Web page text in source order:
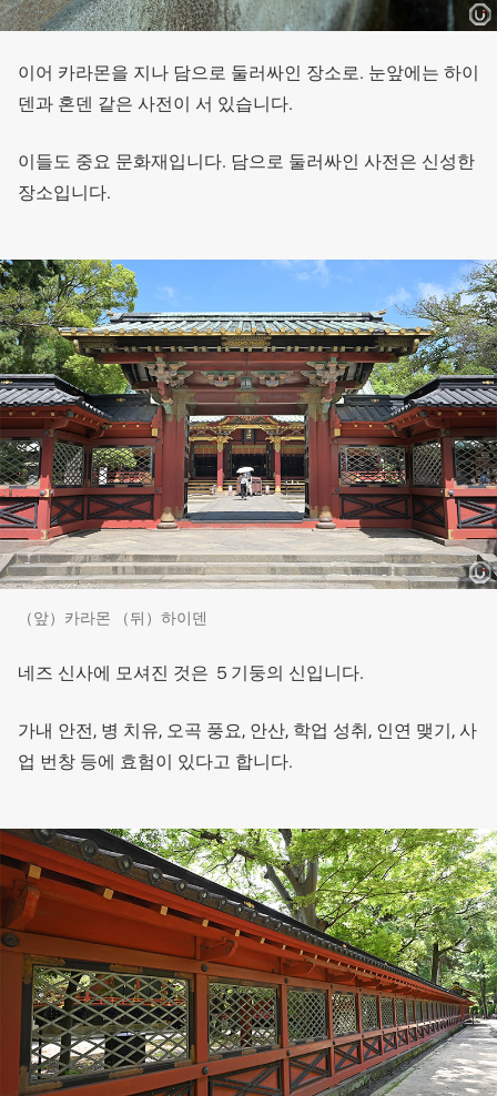
이어 카라몬을 지나 담으로 둘러싸인 장소로. 눈앞에는 하이
덴과 혼덴 같은 사전이 서 있습니다.
이들도 중요 문화재입니다. 담으로 둘러싸인 사전은 신성한
장소입니다.
（앞）카라몬 （뒤）하이덴
네즈 신사에 모셔진 것은 ５기둥의 신입니다.
가내 안전, 병 치유, 오곡 풍요, 안산, 학업 성취, 인연 맺기, 사
업 번창 등에 효험이 있다고 합니다.